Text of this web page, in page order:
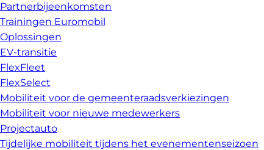
Partnerbijeenkomsten
Trainingen Euromobil
Oplossingen
EV-transitie
FlexFleet
FlexSelect
Mobiliteit voor de gemeenteraadsverkiezingen
Mobiliteit voor nieuwe medewerkers
Projectauto
Tijdelijke mobiliteit tijdens het evenementenseizoen